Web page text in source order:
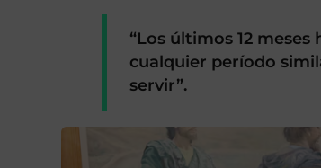
“Los últimos 12 meses
cualquier período
servir”.